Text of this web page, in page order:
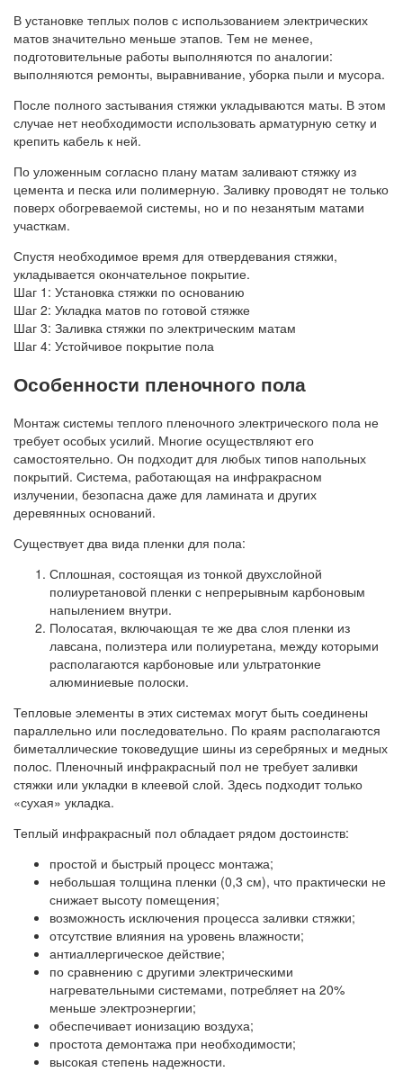
В установке теплых полов с использованием электрических
матов значительно меньше этапов. Тем не менее,
подготовительные работы выполняются по аналогии:
выполняются ремонты, выравнивание, уборка пыли и мусора.
После полного застывания стяжки укладываются маты. В этом
случае нет необходимости использовать арматурную сетку и
крепить кабель к ней.
По уложенным согласно плану матам заливают стяжку из
цемента и песка или полимерную. Заливку проводят не только
поверх обогреваемой системы, но и по незанятым матами
участкам.
Спустя необходимое время для отвердевания стяжки,
укладывается окончательное покрытие.
Шаг 1: Установка стяжки по основанию
Шаг 2: Укладка матов по готовой стяжке
Шаг 3: Заливка стяжки по электрическим матам
Шаг 4: Устойчивое покрытие пола
Особенности пленочного пола
Монтаж системы теплого пленочного электрического пола не
требует особых усилий. Многие осуществляют его
самостоятельно. Он подходит для любых типов напольных
покрытий. Система, работающая на инфракрасном
излучении, безопасна даже для ламината и других
деревянных оснований.
Существует два вида пленки для пола:
Сплошная, состоящая из тонкой двухслойной
полиуретановой пленки с непрерывным карбоновым
напылением внутри.
Полосатая, включающая те же два слоя пленки из
лавсана, полиэтера или полиуретана, между которыми
располагаются карбоновые или ультратонкие
алюминиевые полоски.
Тепловые элементы в этих системах могут быть соединены
параллельно или последовательно. По краям располагаются
биметаллические токоведущие шины из серебряных и медных
полос. Пленочный инфракрасный пол не требует заливки
стяжки или укладки в клеевой слой. Здесь подходит только
«сухая» укладка.
Теплый инфракрасный пол обладает рядом достоинств:
простой и быстрый процесс монтажа;
небольшая толщина пленки (0,3 см), что практически не
снижает высоту помещения;
возможность исключения процесса заливки стяжки;
отсутствие влияния на уровень влажности;
антиаллергическое действие;
по сравнению с другими электрическими
нагревательными системами, потребляет на 20%
меньше электроэнергии;
обеспечивает ионизацию воздуха;
простота демонтажа при необходимости;
высокая степень надежности.